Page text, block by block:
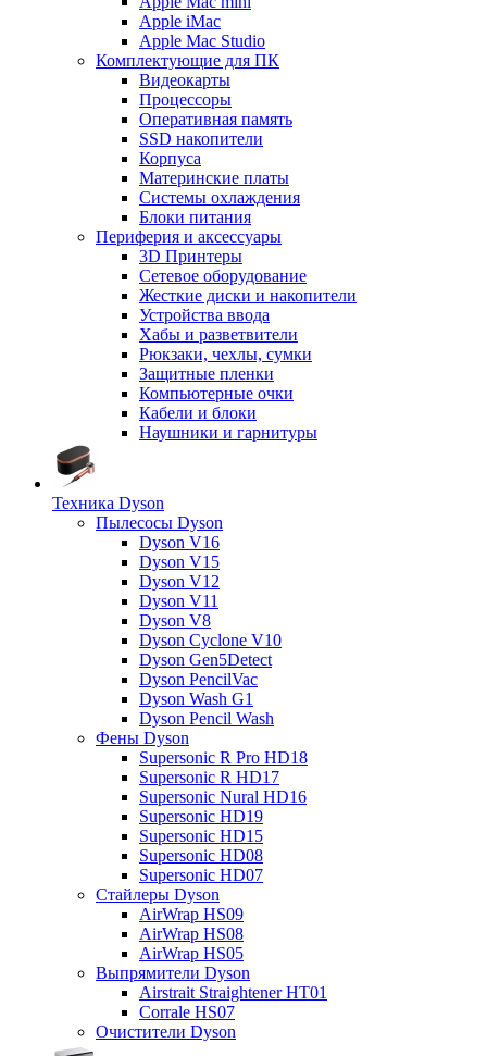
Apple iMac
Apple Mac Studio
Комплектующие для ПК
Видеокарты
Процессоры
Оперативная память
SSD накопители
Корпуса
Материнские платы
Системы охлаждения
Блоки питания
Периферия и аксессуары
3D Принтеры
Сетевое оборудование
Жесткие диски и накопители
Устройства ввода
Хабы и разветвители
Рюкзаки, чехлы, сумки
Защитные пленки
Компьютерные очки
Кабели и блоки
Наушники и гарнитуры
Техника Dyson
Пылесосы Dyson
Dyson V16
Dyson V15
Dyson V12
Dyson V11
Dyson V8
Dyson Cyclone V10
Dyson Gen5Detect
Dyson PencilVac
Dyson Wash G1
Dyson Pencil Wash
Фены Dyson
Supersonic R Pro HD18
Supersonic R HD17
Supersonic Nural HD16
Supersonic HD19
Supersonic HD15
Supersonic HD08
Supersonic HD07
Стайлеры Dyson
AirWrap HS09
AirWrap HS08
AirWrap HS05
Выпрямители Dyson
Airstrait Straightener HT01
Corrale HS07
Очистители Dyson